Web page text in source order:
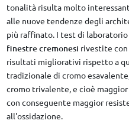
tonalità risulta molto
alle nuove tendenze degli
più raffinato. I test di
finestre cremonesi rivestite
risultati migliorativi rispetto a
tradizionale di cromo
cromo trivalente, e cioè
con conseguente maggior
all'ossidazione.